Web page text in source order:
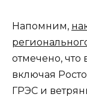
Напомним,
отмечено,
включая
ГРЭС и